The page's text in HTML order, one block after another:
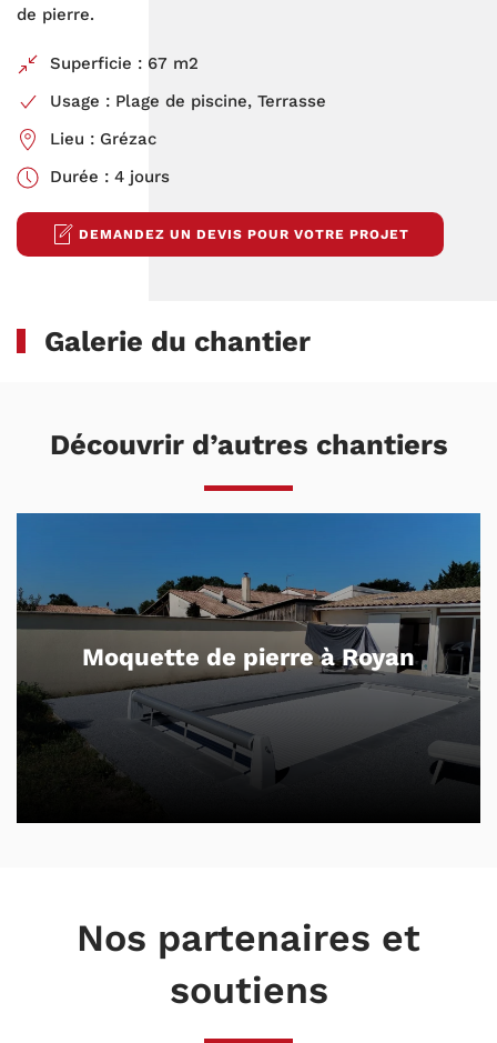
de pierre.
Superficie : 67 m2
Usage : Plage de piscine, Terrasse
Lieu : Grézac
Durée : 4 jours
DEMANDEZ UN DEVIS POUR VOTRE PROJET
Galerie du chantier
Découvrir d’autres chantiers
Moquette de pierre à Royan
Nos partenaires et
soutiens